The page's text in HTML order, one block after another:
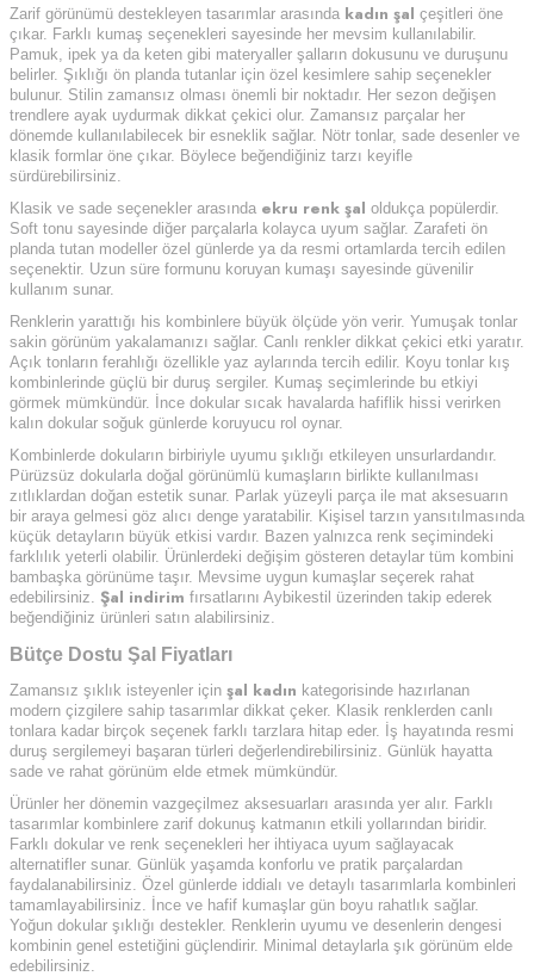
Zarif görünümü destekleyen tasarımlar arasında kadın şal çeşitleri öne
çıkar. Farklı kumaş seçenekleri sayesinde her mevsim kullanılabilir.
Pamuk, ipek ya da keten gibi materyaller şalların dokusunu ve duruşunu
belirler. Şıklığı ön planda tutanlar için özel kesimlere sahip seçenekler
bulunur. Stilin zamansız olması önemli bir noktadır. Her sezon değişen
trendlere ayak uydurmak dikkat çekici olur. Zamansız parçalar her
dönemde kullanılabilecek bir esneklik sağlar. Nötr tonlar, sade desenler ve
klasik formlar öne çıkar. Böylece beğendiğiniz tarzı keyifle
sürdürebilirsiniz.
Klasik ve sade seçenekler arasında ekru renk şal oldukça popülerdir.
Soft tonu sayesinde diğer parçalarla kolayca uyum sağlar. Zarafeti ön
planda tutan modeller özel günlerde ya da resmi ortamlarda tercih edilen
seçenektir. Uzun süre formunu koruyan kumaşı sayesinde güvenilir
kullanım sunar.
Renklerin yarattığı his kombinlere büyük ölçüde yön verir. Yumuşak tonlar
sakin görünüm yakalamanızı sağlar. Canlı renkler dikkat çekici etki yaratır.
Açık tonların ferahlığı özellikle yaz aylarında tercih edilir. Koyu tonlar kış
kombinlerinde güçlü bir duruş sergiler. Kumaş seçimlerinde bu etkiyi
görmek mümkündür. İnce dokular sıcak havalarda hafiflik hissi verirken
kalın dokular soğuk günlerde koruyucu rol oynar.
Kombinlerde dokuların birbiriyle uyumu şıklığı etkileyen unsurlardandır.
Pürüzsüz dokularla doğal görünümlü kumaşların birlikte kullanılması
zıtlıklardan doğan estetik sunar. Parlak yüzeyli parça ile mat aksesuarın
bir araya gelmesi göz alıcı denge yaratabilir. Kişisel tarzın yansıtılmasında
küçük detayların büyük etkisi vardır. Bazen yalnızca renk seçimindeki
farklılık yeterli olabilir. Ürünlerdeki değişim gösteren detaylar tüm kombini
bambaşka görünüme taşır. Mevsime uygun kumaşlar seçerek rahat
edebilirsiniz. Şal indirim fırsatlarını Aybikestil üzerinden takip ederek
beğendiğiniz ürünleri satın alabilirsiniz.
Bütçe Dostu Şal Fiyatları
Zamansız şıklık isteyenler için şal kadın kategorisinde hazırlanan
modern çizgilere sahip tasarımlar dikkat çeker. Klasik renklerden canlı
tonlara kadar birçok seçenek farklı tarzlara hitap eder. İş hayatında resmi
duruş sergilemeyi başaran türleri değerlendirebilirsiniz. Günlük hayatta
sade ve rahat görünüm elde etmek mümkündür.
Ürünler her dönemin vazgeçilmez aksesuarları arasında yer alır. Farklı
tasarımlar kombinlere zarif dokunuş katmanın etkili yollarından biridir.
Farklı dokular ve renk seçenekleri her ihtiyaca uyum sağlayacak
alternatifler sunar. Günlük yaşamda konforlu ve pratik parçalardan
faydalanabilirsiniz. Özel günlerde iddialı ve detaylı tasarımlarla kombinleri
tamamlayabilirsiniz. İnce ve hafif kumaşlar gün boyu rahatlık sağlar.
Yoğun dokular şıklığı destekler. Renklerin uyumu ve desenlerin dengesi
kombinin genel estetiğini güçlendirir. Minimal detaylarla şık görünüm elde
edebilirsiniz.